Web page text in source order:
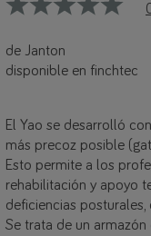
de Janton
disponible en finchtec
El Yao se desarrolló
más precoz posible
Esto permite a los
rehabilitación y apoyo
deficiencias
Se trata de un